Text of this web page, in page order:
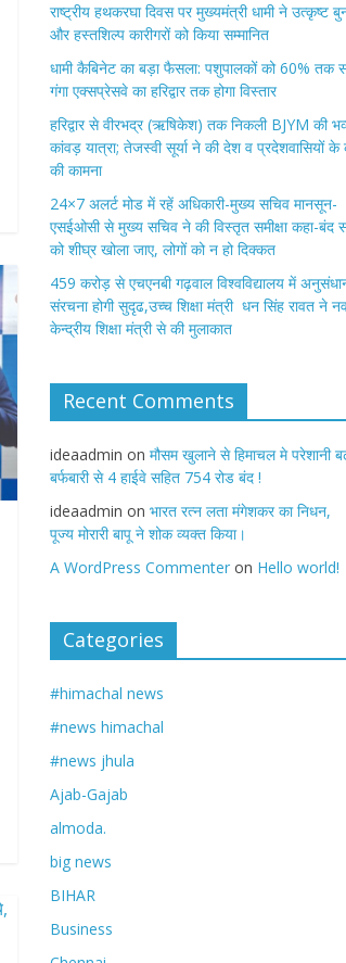
राष्ट्रीय हथकरघा दिवस पर मुख्यमंत्री धामी ने उत्कृष्ट
और हस्तशिल्प कारीगरों को किया सम्मानित
​धामी कैबिनेट का बड़ा फैसला: पशुपालकों को 60% तक
गंगा एक्सप्रेसवे का हरिद्वार तक होगा विस्तार
​हरिद्वार से वीरभद्र (ऋषिकेश) तक निकली BJYM की
कांवड़ यात्रा; तेजस्वी सूर्या ने की देश व प्रदेशवासियों
की कामना
24×7 अलर्ट मोड में रहें अधिकारी-मुख्य सचिव मानसून-
एसईओसी से मुख्य सचिव ने की विस्तृत समीक्षा कहा-बंद
को शीघ्र खोला जाए, लोगों को न हो दिक्कत
459 करोड़ से एचएनबी गढ़वाल विश्वविद्यालय में
संरचना होगी सुदृढ,उच्च शिक्षा मंत्री धन सिंह रावत ने
केन्द्रीय शिक्षा मंत्री से की मुलाकात
Recent Comments
ideaadmin on मौसम खुलाने से हिमाचल मे परेशानी
बर्फबारी से 4 हाईवे सहित 754 रोड बंद !
ideaadmin on भारत रत्न लता मंगेशकर का निधन,
पूज्य मोरारी बापू ने शोक व्यक्त किया।
A WordPress Commenter on Hello world!
Categories
#himachal news
#news himachal
#news jhula
Ajab-Gajab
almoda.
big news
BIHAR
Business